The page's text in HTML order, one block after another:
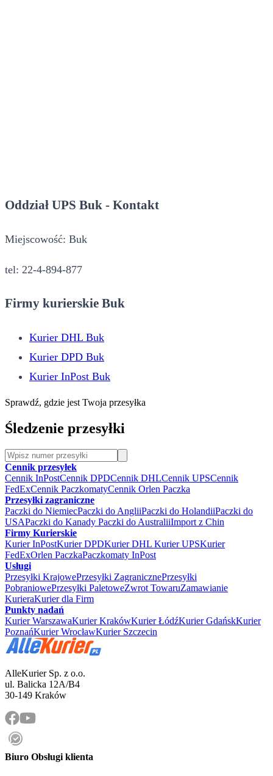
Oddział UPS Buk - Kontakt
Miejscowość: Buk
tel: 22-4-894-877
Firmy kurierskie Buk
Kurier DHL Buk
Kurier DPD Buk
Kurier InPost Buk
Sprawdź, gdzie jest Twoja przesyłka
Śledzenie przesyłki
Cennik przesyłek
Cennik InPostCennik DPDCennik DHLCennik UPSCennik
FedExCennik PaczkomatyCennik Orlen Paczka
Przesyłki zagraniczne
Paczki do NiemiecPaczki do AngliiPaczki do HolandiiPaczki do
USAPaczki do Kanady Paczki do AustraliiImport z Chin
Firmy Kurierskie
Kurier InPostKurier DPDKurier DHL Kurier UPSKurier
FedExOrlen PaczkaPaczkomaty InPost
Usługi
Przesyłki KrajowePrzesyłki ZagranicznePrzesyłki
PobraniowePrzesyłki PaletoweZwrot TowaruZamawianie
KurieraKurier dla Firm
Punkty nadań
Kurier WarszawaKurier KrakówKurier ŁódźKurier GdańskKurier
PoznańKurier WrocławKurier Szczecin
AlleKurier Sp. z o.o.
ul. Balicka 12A/B4
30-149 Kraków
Biuro Obsługi klienta